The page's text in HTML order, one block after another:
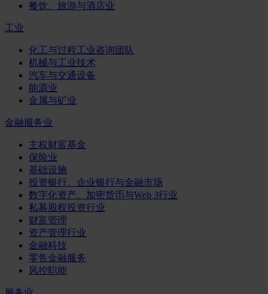
餐饮、旅游与酒店业
工业
化工与过程工业咨询团队
机械与工业技术
汽车与交通设备
能源业
金属与矿业
金融服务业
主权财富基金
保险业
基础设施
投资银行、企业银行与金融市场
数字化资产、加密货币与Web 3行业
私募股权投资行业
财富管理
资产管理行业
金融科技
零售金融服务
风控职能